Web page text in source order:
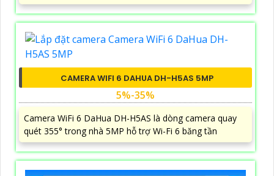
CAMERA WIFI 6 DAHUA DH-H5AS 5MP
5%-35%
Camera WiFi 6 DaHua DH-H5AS là dòng camera quay
quét 355° trong nhà 5MP hỗ trợ Wi-Fi 6 băng tần